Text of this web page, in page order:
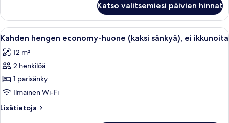
kuvat
economy-
huone,
ei
Katso valitsemiesi päivien hinnat
Avaa
kaikki
huonetyypin
Kahden
hengen
economy-
huone
(kaksi
Pieni huone, jossa on yksi sänky,
4
Kahden hengen economy-huone (kaksi sänkyä), ei ikkunoita
12 m²
2 henkilöä
1 parisänky
Ilmainen Wi-Fi
Lisätietoja
Lisätietoja